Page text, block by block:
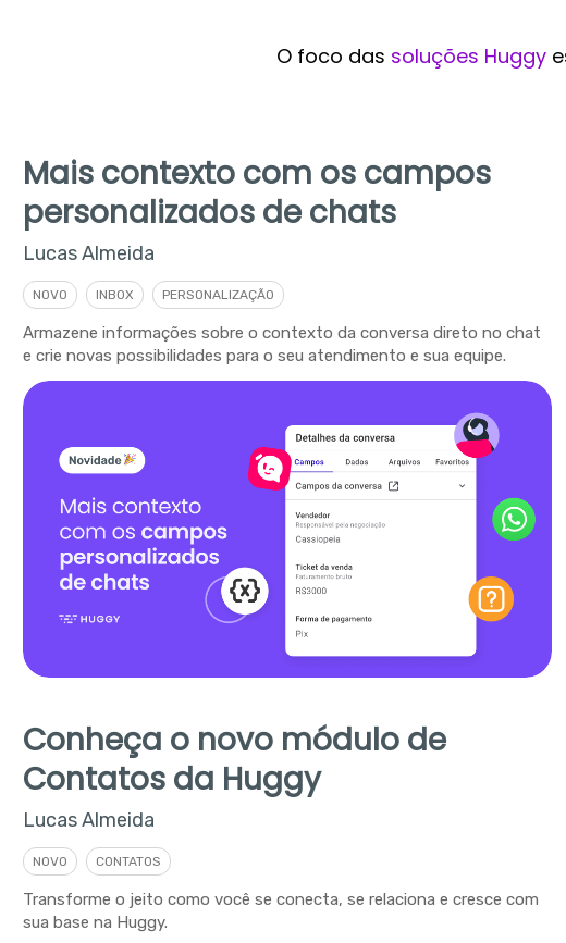
O foco das soluções Huggy
Mais contexto com os campos
personalizados de chats
Lucas Almeida
NOVO INBOX PERSONALIZAÇÃO
Armazene informações sobre o contexto da conversa direto no chat
e crie novas possibilidades para o seu atendimento e sua equipe.
Conheça o novo módulo de
Contatos da Huggy
Lucas Almeida
NOVO CONTATOS
Transforme o jeito como você se conecta, se relaciona e cresce com
sua base na Huggy.